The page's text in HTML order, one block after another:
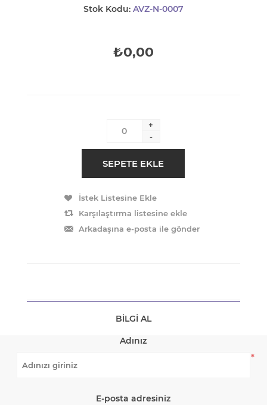
Stok Kodu: AVZ-N-0007
₺0,00
+
-
BILGI AL
Adınız
*
E-posta adresiniz